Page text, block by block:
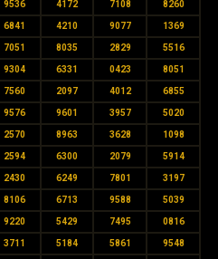
9536 4172 7108 8260
6841 4210 9077 1369
7051 8035 2829 5516
9304 6331 0423 8051
7560 2097 4012 6855
9576 9601 3957 5020
2570 8963 3628 1098
2594 6300 2079 5914
2430 6249 7801 3197
8106 6713 9588 5039
9220 5429 7495 0816
3711 5184 5861 9548